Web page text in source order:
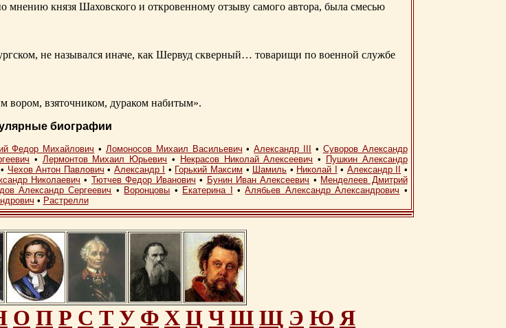
мнению князя Шаховского и откровенному отзыву самого автора, была смесью
не назывался иначе, как Шервуд скверный… товарищи по военной службе
вором, взяточником, дураком набитым».
биографии
Федор Михайлович • Ломоносов Михаил Васильевич •Александр III • Суворов Александр
• Лермонтов Михаил Юрьевич • Некрасов Николай Алексеевич •
Пушкин Александр
• Чехов Антон Павлович • Александр I • Горький Максим • Шамиль • Николай I • Александр II
•
Николаевич • Тютчев Федор Иванович • Бунин Иван Алексеевич • Менделеев Дмитрий
Александр Сергеевич • Воронцовы • Екатерина I •Алябьев Александр Александрович •
• Растрелли
О П Р С Т У Ф Х Ц Ч Ш Щ Э Ю Я